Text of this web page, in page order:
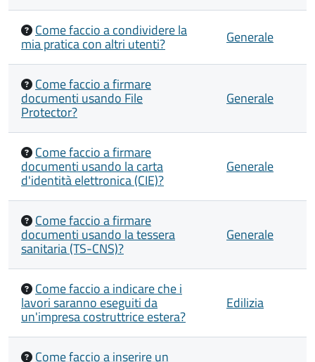
Come faccio a condividere la
mia pratica con altri utenti? Generale
Come faccio a firmare
documenti usando File
Protector?
Generale
Come faccio a firmare
documenti usando la carta
d'identità elettronica (CIE)?
Generale
Come faccio a firmare
documenti usando la tessera
sanitaria (TS-CNS)?
Generale
Come faccio a indicare che i
lavori saranno eseguiti da
un'impresa costruttrice estera?
Edilizia
Come faccio a inserire un